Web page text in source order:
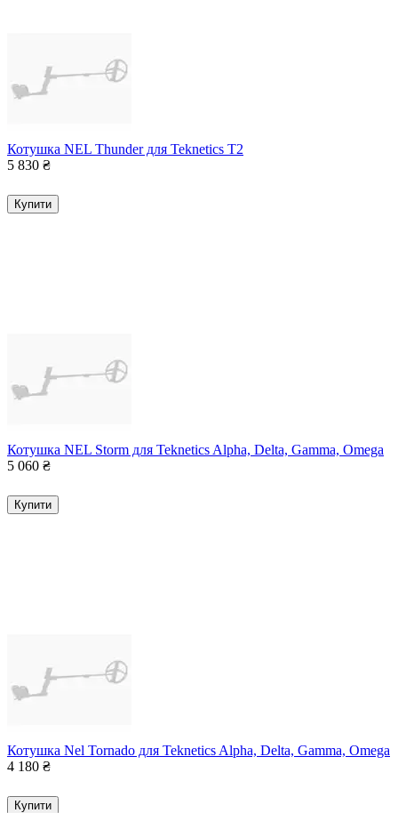
Котушка NEL Thunder для Teknetics T2
5 830 ₴
Купити
Котушка NEL Storm для Teknetics Alpha, Delta, Gamma, Omega
5 060 ₴
Купити
Котушка Nel Tornado для Teknetics Alpha, Delta, Gamma, Omega
4 180 ₴
Купити